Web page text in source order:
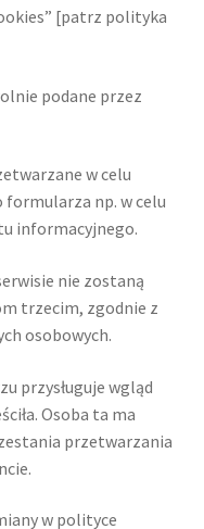
[patrz polityka
podane przez
w celu
np. w celu
informacyjnego.
nie zostaną
trzecim, zgodnie z
osobowych.
przysługuje wgląd
Osoba ta ma
przetwarzania
w polityce